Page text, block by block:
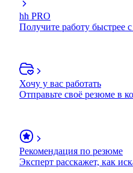
hh PRO
Получите работу быстрее
Хочу у вас работать
Отправьте своё резюме в
Рекомендация по резюме
Эксперт расскажет, как